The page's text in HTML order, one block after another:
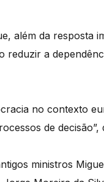
além da resposta
reduzir a
no contexto
de decisão”,
ministros